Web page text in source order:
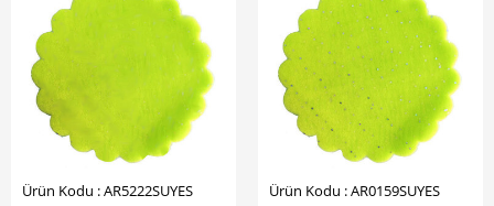
Ürün Kodu : AR5222SUYES Ürün Kodu : AR0159SUYES